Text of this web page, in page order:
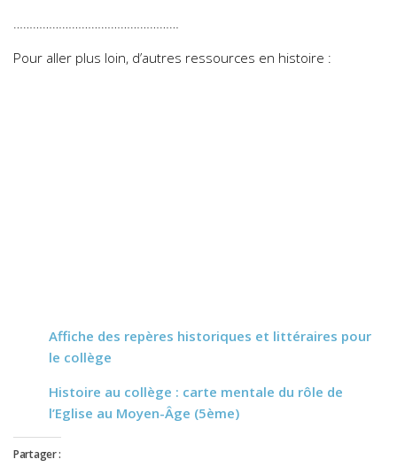
……………………………………………
Pour aller plus loin, d’autres ressources en histoire :
Affiche des repères historiques et littéraires pour
le collège
Histoire au collège : carte mentale du rôle de
l’Eglise au Moyen-Âge (5ème)
Partager :